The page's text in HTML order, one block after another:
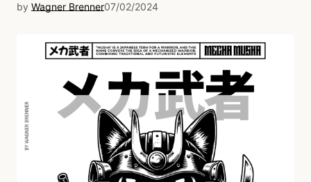
by Wagner Brenner07/02/2024